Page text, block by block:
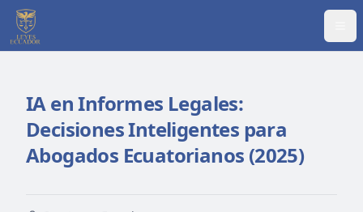
IA en Informes Legales:
Decisiones Inteligentes para
Abogados Ecuatorianos (2025)